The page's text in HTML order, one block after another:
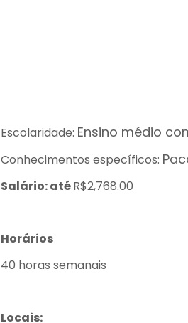
Escolaridade: Ensino médio
Conhecimentos específicos:
Salário: atéR$2,768.00
Horários
40 horas semanais
Locais: